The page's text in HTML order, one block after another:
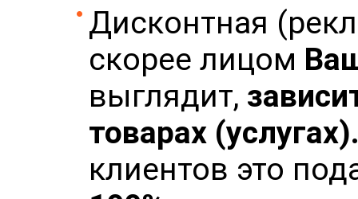
Дисконтная
скорее лицом
выглядит,
товарах
клиентов это